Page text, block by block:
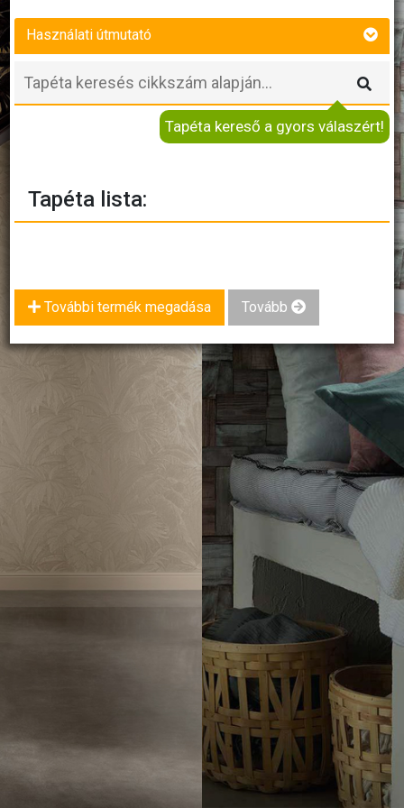
Használati útmutató
Tapéta kereső a gyors válaszért!
Tapéta lista:
További termék megadása Tovább